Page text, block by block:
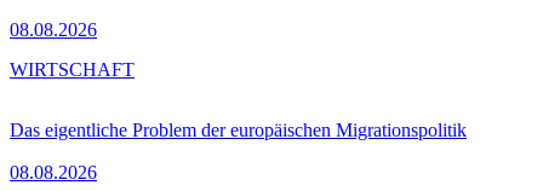
08.08.2026
Das eigentliche Problem der europäischen Migrationspolitik
08.08.2026
WIRTSCHAFT